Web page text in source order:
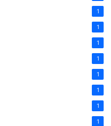
1
1
1
1
1
1
1
1